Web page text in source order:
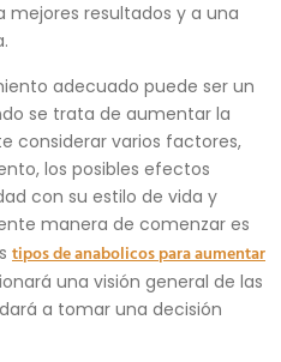
resultados y a una
adecuado puede ser un
se trata de aumentar la
considerar varios factores,
los posibles efectos
con su estilo de vida y
manera de comenzar es
tipos de anabolicos para aumentar
una visión general de las
a tomar una decisión